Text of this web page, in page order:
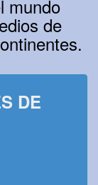
mundo
de
DE